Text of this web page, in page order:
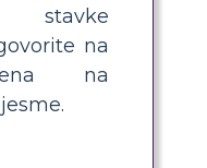
stavke
na
na